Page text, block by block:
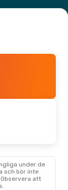
under de
och bör inte
att